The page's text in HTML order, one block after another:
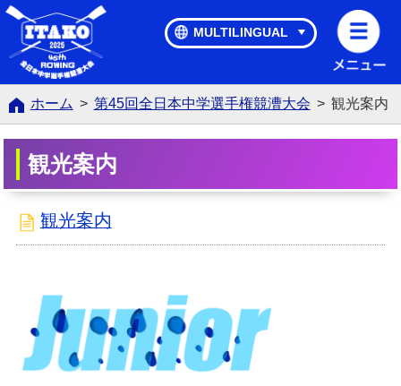
第45回全日本中学選手権競漕大会
MULTILINGUAL
ホーム > 第45回全日本中学選手権競漕大会 > 観光案内
観光案内
観光案内